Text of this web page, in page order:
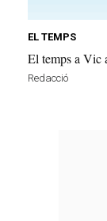
EL TEMPS
El temps a Vic
Redacció